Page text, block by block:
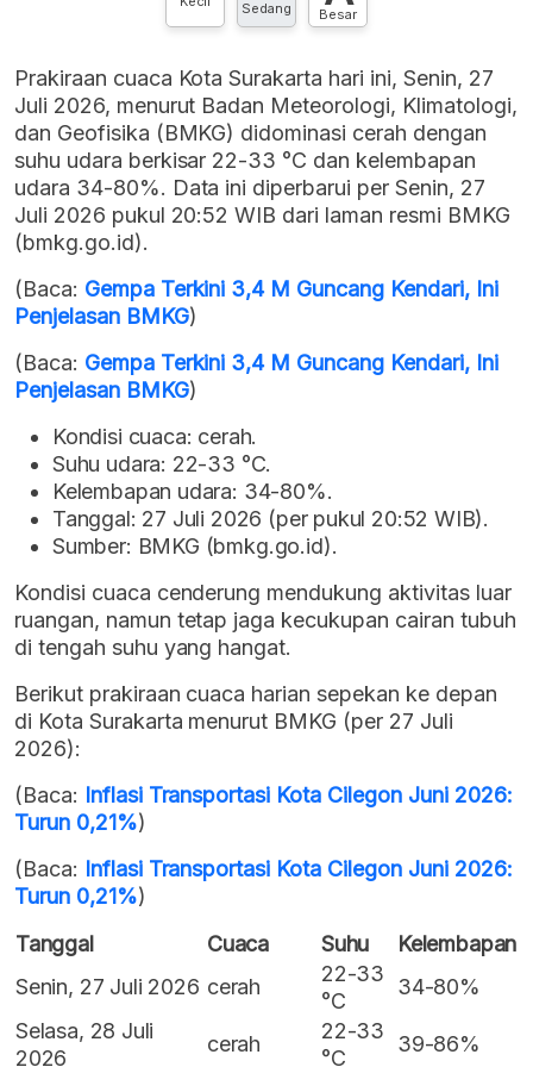
Sedang Besar
Prakiraan cuaca Kota Surakarta hari ini, Senin, 27
Juli 2026, menurut Badan Meteorologi, Klimatologi,
dan Geofisika (BMKG) didominasi cerah dengan
suhu udara berkisar 22-33 °C dan kelembapan
udara 34-80%. Data ini diperbarui per Senin, 27
Juli 2026 pukul 20:52 WIB dari laman resmi BMKG
(bmkg.go.id).
(Baca: Gempa Terkini 3,4 M Guncang Kendari, Ini
Penjelasan BMKG)
(Baca: Gempa Terkini 3,4 M Guncang Kendari, Ini
Penjelasan BMKG)
Kondisi cuaca: cerah.
Suhu udara: 22-33 °C.
Kelembapan udara: 34-80%.
Tanggal: 27 Juli 2026 (per pukul 20:52 WIB).
Sumber: BMKG (bmkg.go.id).
Kondisi cuaca cenderung mendukung aktivitas luar
ruangan, namun tetap jaga kecukupan cairan tubuh
di tengah suhu yang hangat.
Berikut prakiraan cuaca harian sepekan ke depan
di Kota Surakarta menurut BMKG (per 27 Juli
2026):
(Baca: Inflasi Transportasi Kota Cilegon Juni 2026:
Turun 0,21%)
(Baca: Inflasi Transportasi Kota Cilegon Juni 2026:
Turun 0,21%)
Tanggal
Cuaca Suhu
Kelembapan
Senin, 27 Juli 2026 cerah
22-33
°C
34-80%
Selasa, 28 Juli
2026
cerah
22-33
°C
39-86%